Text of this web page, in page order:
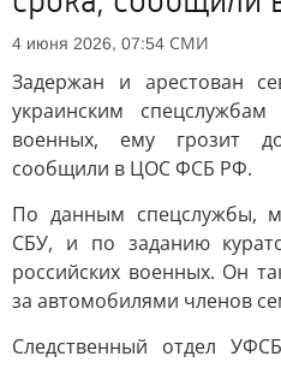
4 июня 2026, 07:54 СМИ
Задержан и арестован
украинским
военных, ему грозит
сообщили в ЦОС ФСБ РФ.
По данным спецслужбы,
СБУ, и по заданию
российских военных. Он
за автомобилями членов
Следственный отдел